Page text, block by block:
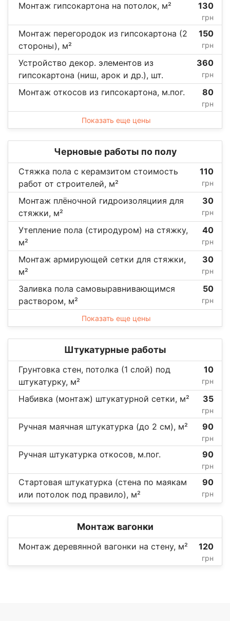
Монтаж гипсокартона на потолок, м² 130
грн
Монтаж перегородок из гипсокартона (2
стороны), м²
150
грн
Устройство декор. элементов из
гипсокартона (ниш, арок и др.), шт.
360
грн
Монтаж откосов из гипсокартона, м.пог. 80
грн
Показать еще цены
Черновые работы по полу
Стяжка пола с керамзитом стоимость
работ от строителей, м²
110
грн
Монтаж плёночной гидроизоляциия для
стяжки, м²
30
грн
Утепление пола (стиродуром) на стяжку,
м²
40
грн
Монтаж армирующей сетки для стяжки,
м²
30
грн
Заливка пола самовыравнивающимся
раствором, м²
50
грн
Показать еще цены
Штукатурные работы
Грунтовка стен, потолка (1 слой) под
штукатурку, м²
10
грн
Набивка (монтаж) штукатурной сетки, м² 35
грн
Ручная маячная штукатурка (до 2 см), м² 90
грн
Ручная штукатурка откосов, м.пог. 90
грн
Стартовая штукатурка (стена по маякам
или потолок под правило), м²
90
грн
Монтаж вагонки
Монтаж деревянной вагонки на стену, м² 120
грн